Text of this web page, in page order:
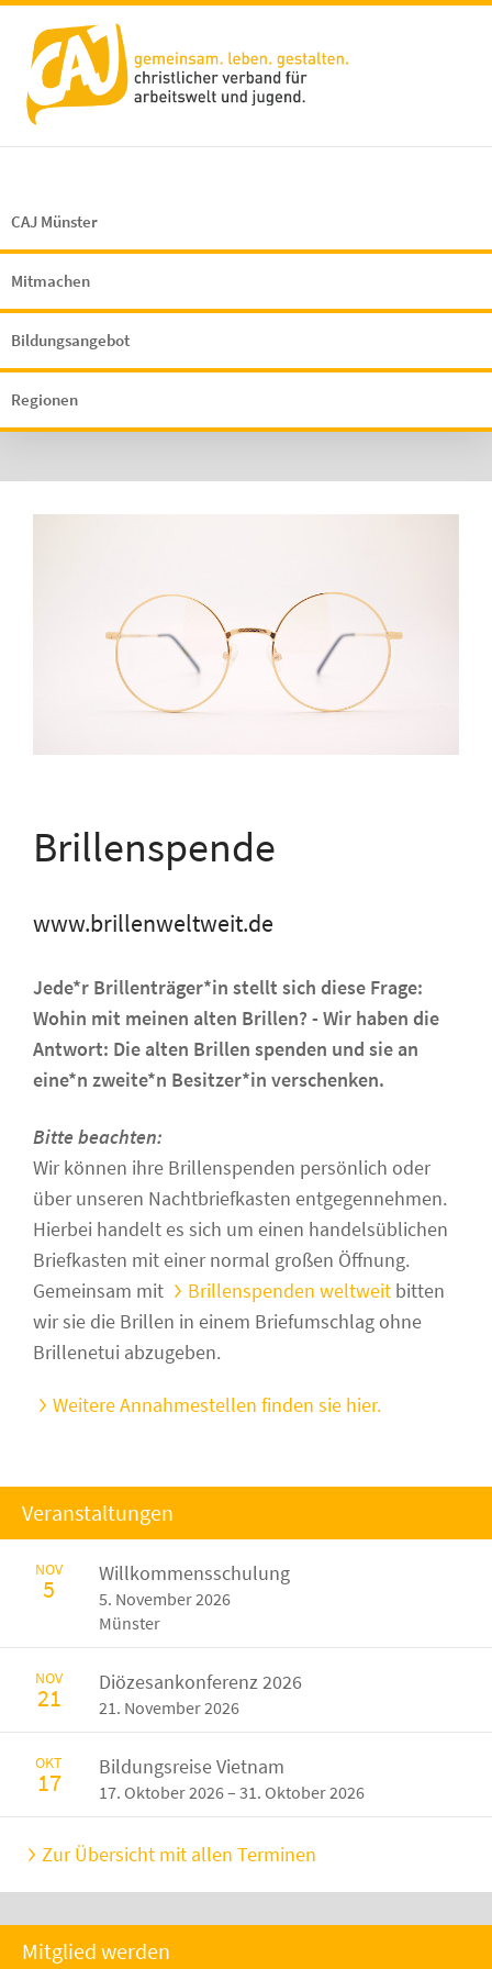
CAJ Münster
Mitmachen
Bildungsangebot
Regionen
Brillenspende
www.brillenweltweit.de
Jede*r Brillenträger*in stellt sich diese Frage:
Wohin mit meinen alten Brillen? - Wir haben die
Antwort: Die alten Brillen spenden und sie an
eine*n zweite*n Besitzer*in verschenken.
Bitte beachten:
Wir können ihre Brillenspenden persönlich oder
über unseren Nachtbriefkasten entgegennehmen.
Hierbei handelt es sich um einen handelsüblichen
Briefkasten mit einer normal großen Öffnung.
Gemeinsam mit
Brillenspenden weltweit bitten
wir sie die Brillen in einem Briefumschlag ohne
Brillenetui abzugeben.
Weitere Annahmestellen finden sie hier.
Veranstaltungen
NOV
5
Willkommensschulung
5. November 2026
Münster
NOV
21
Diözesankonferenz 2026
21. November 2026
OKT
17
Bildungsreise Vietnam
17. Oktober 2026 – 31. Oktober 2026
Zur Übersicht mit allen Terminen
Mitglied werden